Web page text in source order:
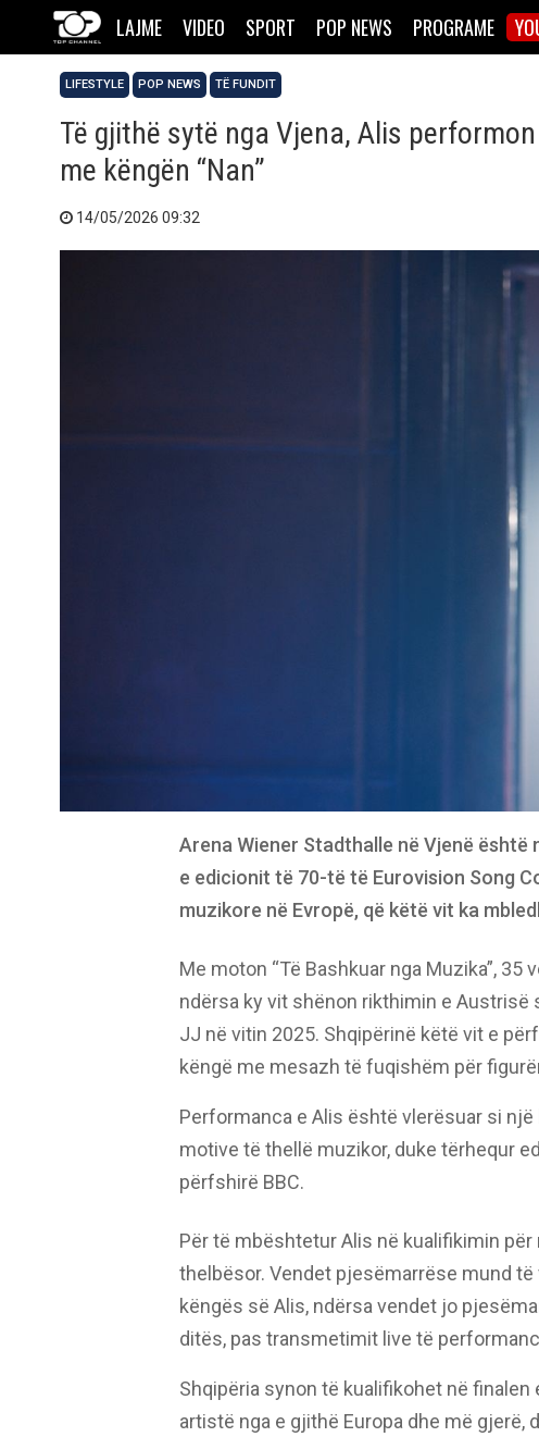
LAJME VIDEO SPORT POP NEWS PROGRAME
LIFESTYLE POP NEWS TË FUNDIT
Të gjithë sytë nga Vjena, Alis
me këngën “Nan”
14/05/2026 09:32
Arena Wiener Stadthalle në Vjenë është
e edicionit të 70-të të Eurovision Song
muzikore në Evropë, që këtë vit ka
Me moton “Të Bashkuar nga Muzika”,
ndërsa ky vit shënon rikthimin e
JJ në vitin 2025. Shqipërinë këtë vit e
këngë me mesazh të fuqishëm për
Performanca e Alis është vlerësuar si
motive të thellë muzikor, duke tërhequr
përfshirë BBC.
Për të mbështetur Alis në kualifikimin
thelbësor. Vendet pjesëmarrëse mund
këngës së Alis, ndërsa vendet jo
ditës, pas transmetimit live të
Shqipëria synon të kualifikohet në
artistë nga e gjithë Europa dhe më